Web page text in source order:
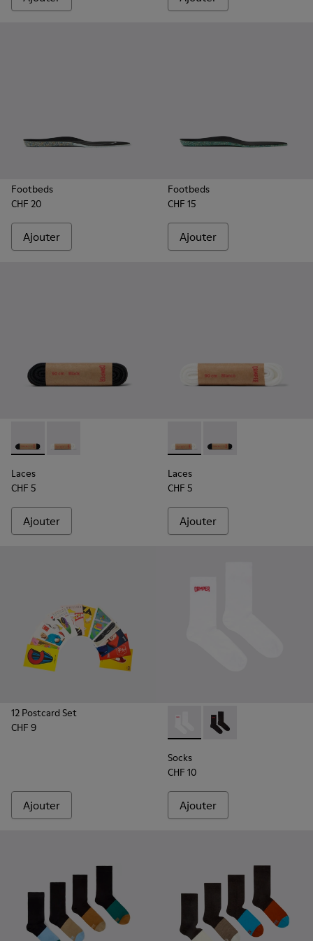
Footbeds
CHF 20
Ajouter
Footbeds
CHF 15
Ajouter
Laces - KL00006-001 - Lacets plats noirs
Laces - KL00006-002 - Lacets plats blancs
Laces
CHF 5
Ajouter
Laces - KL00006-002 -
Laces - KL00006-
Laces
CHF 5
Ajouter
12 Postcard Set
CHF 9
Ajouter
Socks - KA00072-002 -
Socks - KA00072-
Socks
CHF 10
Ajouter